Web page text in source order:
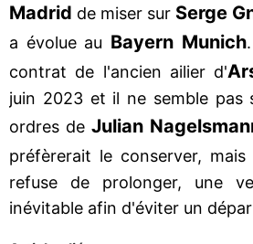
Madrid de miser sur Serge
a évolue au Bayern Munich
contrat de l'ancien ailier d'
juin 2023 et il ne semble pas
ordres de Julian
préfèrerait le conserver, mais
refuse de prolonger, une
inévitable afin d'éviter un